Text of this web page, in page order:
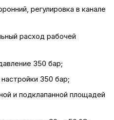
регулировка в канале
расход рабочей
350 бар;
350 бар;
и подклапанной площадей